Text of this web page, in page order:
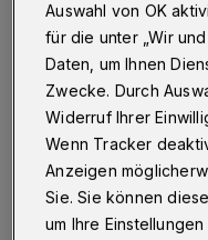
Wuppertal
Die
Wuppertal hat ihren
bestätigt. Damit ist
weitere drei Jahre
24.04.2023 , 07:00 Uhr
Auswahl von OK
für die unter „Wir
Daten, um Ihnen
Zwecke. Durch
Widerruf Ihrer
Wenn Tracker
Anzeigen
Sie. Sie können
um Ihre